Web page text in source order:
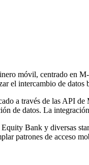
móvil, centrado
el intercambio de
a través de las API
de datos. La
Bank y diversas
patrones de acceso